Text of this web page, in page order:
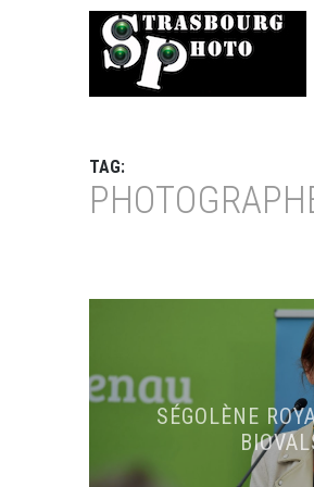
TAG:
SÉGOLÈNE